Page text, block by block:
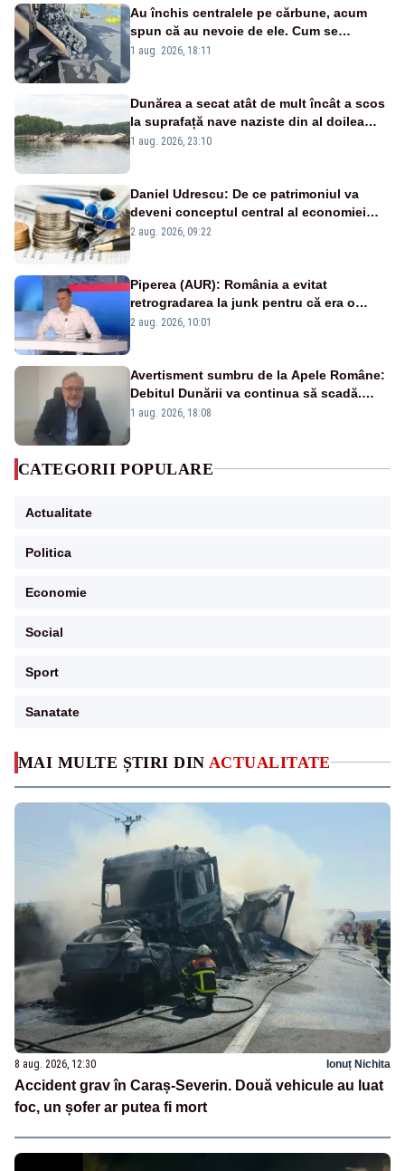
MAI MULTE ȘTIRI DIN ACTUALITATE
8 aug. 2026, 12:30 Ionuț Nichita
Accident grav în Caraș-Severin. Două vehicule au luat
foc, un șofer ar putea fi mort
Au închis centralele pe cărbune, acum
spun că au nevoie de ele. Cum se
pasează vina în plină criză energetică
1 aug. 2026, 18:11
Dunărea a secat atât de mult încât a scos
la suprafață nave naziste din al doilea
război mondial
1 aug. 2026, 23:10
Daniel Udrescu: De ce patrimoniul va
deveni conceptul central al economiei
viitoare?
2 aug. 2026, 09:22
Piperea (AUR): România a evitat
retrogradarea la junk pentru că era o
catastrofă pentru bănci și fondurile de
2 aug. 2026, 10:01
Avertisment sumbru de la Apele Române:
Debitul Dunării va continua să scadă.
Cernavodă s-ar putea închide în 4 zile
1 aug. 2026, 18:08
CATEGORII POPULARE
Actualitate
Politica
Economie
Social
Sport
Sanatate